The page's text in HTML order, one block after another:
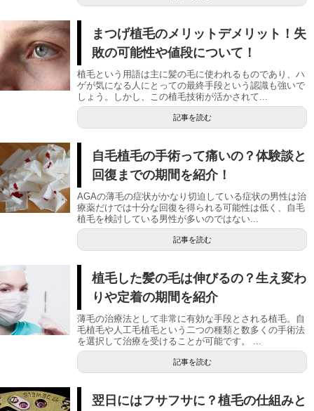
まつげ植毛のメリットデメリット！失
敗の可能性や値段について！
植毛という用語は主に髪の毛に使われるものであり、ハ
ゲが気になる人にとっての最終手段という認識も強いで
しょう。しかし、この植毛技術が活かされて...
記事を読む
自毛植毛の手術って痛いの？体験談と
回復までの期間を紹介！
AGAの薄毛の症状がかなり切迫している症状の男性は治
療薬だけでは十分な回復を得られる可能性は低く、自毛
植毛を検討している男性が多いのではない...
記事を読む
植毛した髪の毛は伸びるの？生え変わ
りや定着の期間を紹介
薄毛の治療法として非常に有効な手段とされる植毛。自
毛植毛や人工毛植毛という二つの種類と数多くの手術法
を選択して治療を受けることが可能です。 ...
記事を読む
翌日にはフサフサに？植毛の仕組みと